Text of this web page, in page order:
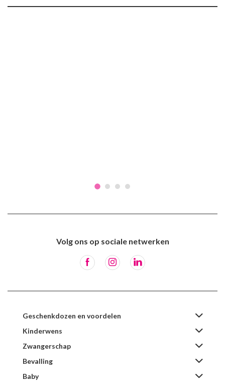
Volg ons op sociale netwerken
Geschenkdozen en voordelen
Kinderwens
Zwangerschap
Bevalling
Baby